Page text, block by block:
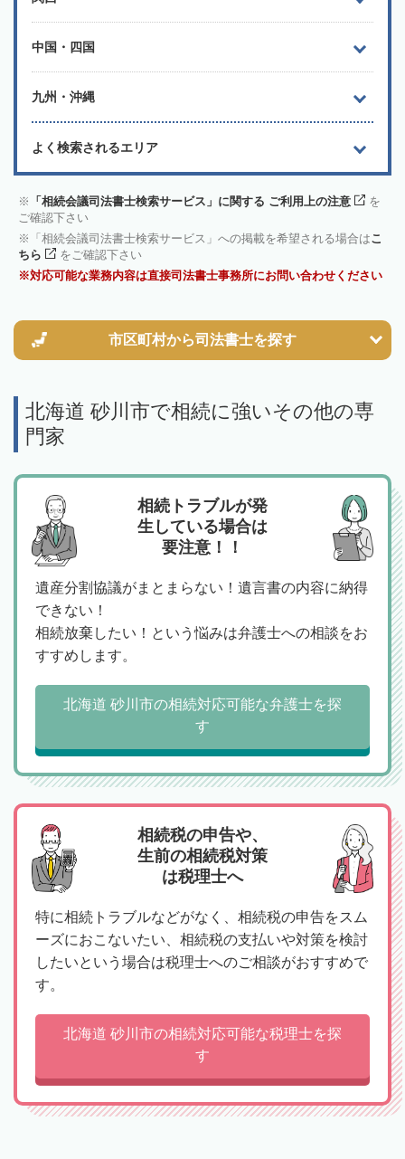
中国・四国
九州・沖縄
よく検索されるエリア
「相続会議司法書士検索サービス」に関する ご利用上の注意
を
ご確認下さい
「相続会議司法書士検索サービス」への掲載を希望される場合はこ
ちら
をご確認下さい
対応可能な業務内容は直接司法書士事務所にお問い合わせください
市区町村から司法書士を探す
北海道 砂川市で相続に強いその他の専
門家
相続トラブルが発
生している場合は
要注意！！
遺産分割協議がまとまらない！遺言書の内容に納得
できない！
相続放棄したい！という悩みは弁護士への相談をお
すすめします。
北海道 砂川市の相続対応可能な弁護士を探
す
相続税の申告や、
生前の相続税対策
は税理士へ
特に相続トラブルなどがなく、相続税の申告をスム
ーズにおこないたい、相続税の支払いや対策を検討
したいという場合は税理士へのご相談がおすすめで
す。
北海道 砂川市の相続対応可能な税理士を探
す